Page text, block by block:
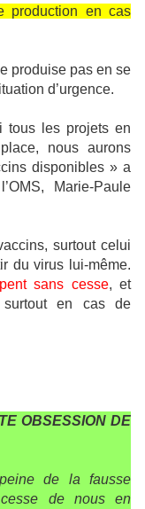
production en cas
produise pas en se
d’urgence.
tous les projets en
nous aurons
disponibles » a
Marie-Paule
surtout celui
du virus lui-même.
sans cesse, et
surtout en cas de
OBSESSION DE
de la fausse
de nous en